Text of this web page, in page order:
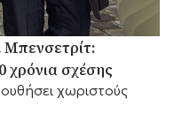
χρόνια σχέσης
χωριστούς